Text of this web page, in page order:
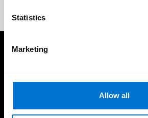
Statistics
Marketing
Allow all
Cuidamos de